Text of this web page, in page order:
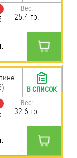
Вес:
25.4 гр.
Вес:
32.6 гр.
В СПИСОК